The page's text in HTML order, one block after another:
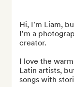
Hi, I'm Liam,
I'm a
creator.
I love the
Latin artists,
songs with